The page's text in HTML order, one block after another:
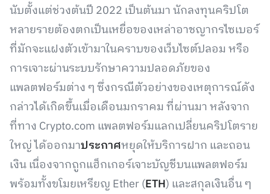
นับตั้งแต่ช่วงต้นปี 2022 เป็นต้นมา นักลงทุนคริปโต
หลายรายต้องตกเป็นเหยื่อของเหล่าอาชญากรไซเบอร์
ที่มักจะแฝงตัวเข้ามาในคราบของเว็บไซต์ปลอม หรือ
การเจาะผ่านระบบรักษาความปลอดภัยของ
แพลตฟอร์มต่าง ๆ ซึ่งกรณีตัวอย่างของเหตุการณ์ดัง
กล่าวได้เกิดขึ้นเมื่อเดือนมกราคม ที่ผ่านมา หลังจาก
ที่ทาง Crypto.com แพลตฟอร์มแลกเปลี่ยนคริปโตราย
ใหญ่ ได้ออกมาประกาศหยุดให้บริการฝาก และถอน
เงิน เนื่องจากถูกแฮ็กเกอร์เจาะบัญชีบนแพลตฟอร์ม
พร้อมทั้งขโมยเหรียญ Ether (ETH) และสกุลเงินอื่น ๆ